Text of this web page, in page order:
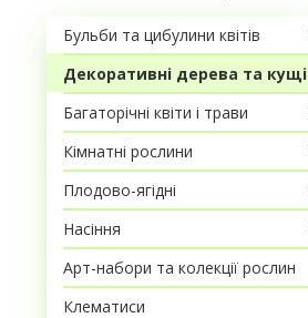
Бульби та цибулини квітів
Декоративні дерева та кущі
Багаторічні квіти і трави
Кімнатні рослини
Плодово-ягідні
Насіння
Арт-набори та колекції рослин
Клематиси